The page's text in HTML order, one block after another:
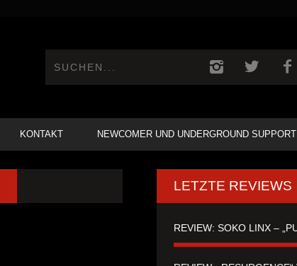
KONTAKT NEWCOMER UND UNDERGROUND SUPPORT
LETZTE REVIEWS